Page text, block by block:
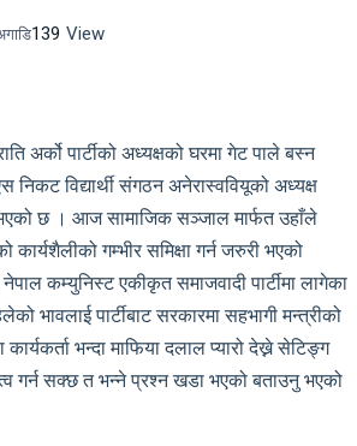
139 View
अर्को पार्टीको अध्यक्षको घरमा गेट पाले बस्न
विद्यार्थी संगठन अनेरास्ववियूको अध्यक्ष
छ । आज सामाजिक सञ्जाल मार्फत उहाँले
कार्यशैलीको गम्भीर समिक्षा गर्न जरुरी भएको
कम्युनिस्ट एकीकृत समाजवादी पार्टीमा लागेका
भावलाई पार्टीबाट सरकारमा सहभागी मन्त्रीको
भन्दा माफिया दलाल प्यारो देख्ने सेटिङ्ग
गर्न सक्छ त भन्ने प्रश्न खडा भएको बताउनु भएको